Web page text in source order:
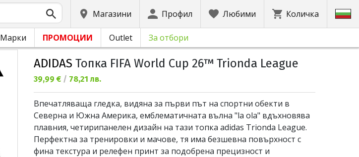
Магазини Профил Любими Количка
Марки ПРОМОЦИИ Outlet За отбори
ADIDAS Топка FIFA World Cup 26™ Trionda League
Текуща цена:
39,99 € / 78,21 лв.
Впечатляваща гледка, видяна за първи път на спортни обекти в
Северна и Южна Америка, емблематичната вълна "la ola" вдъхновява
плавния, четирипанелен дизайн на тази топка adidas Trionda League.
Перфектна за тренировки и мачове, тя има безшевна повърхност с
фина текстура и релефeн принт за подобрена прецизност и